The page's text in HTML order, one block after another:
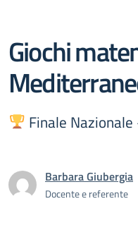
Giochi
Finale
Barbara Giubergia
Docente e referente